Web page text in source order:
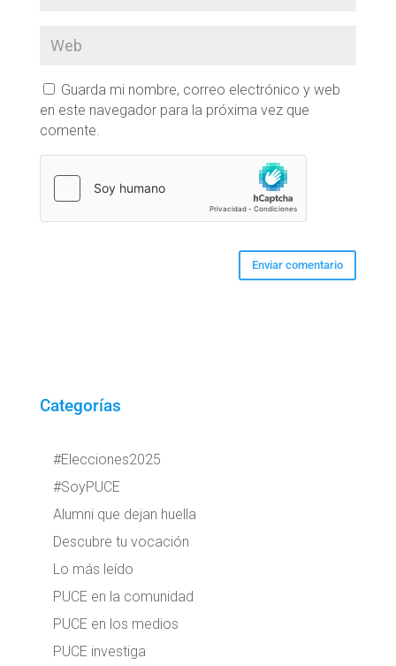
Guarda mi nombre, correo electrónico y web
en este navegador para la próxima vez que
comente.
Categorías
#Elecciones2025
#SoyPUCE
Alumni que dejan huella
Descubre tu vocación
Lo más leído
PUCE en la comunidad
PUCE en los medios
PUCE investiga